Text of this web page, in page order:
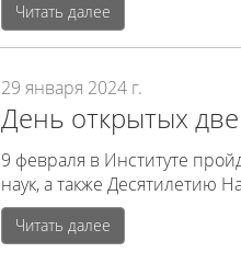
Читать далее
29 января 2024 г.
День открытых
9 февраля в Институте
наук, а также Десятилетию
Читать далее